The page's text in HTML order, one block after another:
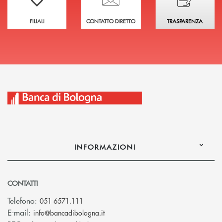
FILIALI CONTATTO DIRETTO TRASPARENZA
INFORMAZIONI
CONTATTI
Telefono: 051 6571.111
E-mail: info@bancadibologna.it(si apre l’app di posta elettronica)